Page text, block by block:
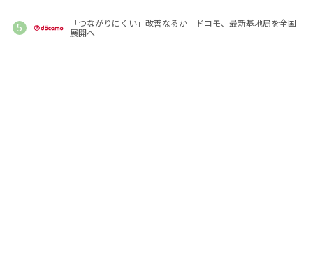
「つながりにくい」改善なるか ドコモ、最新基地局を全国
展開へ